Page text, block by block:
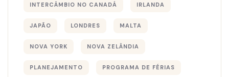
INTERCÂMBIO NO CANADÁ IRLANDA
JAPÃO LONDRES MALTA
NOVA YORK NOVA ZELÂNDIA
PLANEJAMENTO PROGRAMA DE FÉRIAS